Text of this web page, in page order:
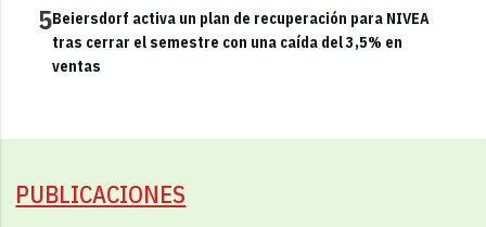
5Beiersdorf activa un plan de recuperación para NIVEA
tras cerrar el semestre con una caída del 3,5% en
ventas
PUBLICACIONES